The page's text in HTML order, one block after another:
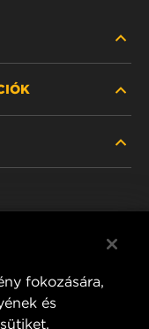
fokozására,
és